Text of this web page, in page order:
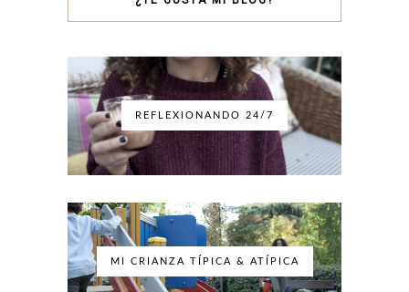
REFLEXIONANDO 24/7
MI CRIANZA TÍPICA & ATÍPICA